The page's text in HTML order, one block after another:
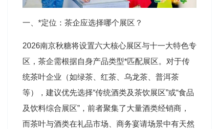
一、*定位：茶企应选择哪个展区？
2026南京秋糖将设置六大核心展区与十一大特色专
区，茶企需根据自身产品类型*匹配展区。对于传
统茶叶企业（如绿茶、红茶、乌龙茶、普洱茶
等），建议优先选择“传统酒类及茶饮展区”或“食品
及饮料综合展区”，前者聚集了大量酒类经销商，
而茶叶与酒类在礼品市场、商务宴请场景中有天然